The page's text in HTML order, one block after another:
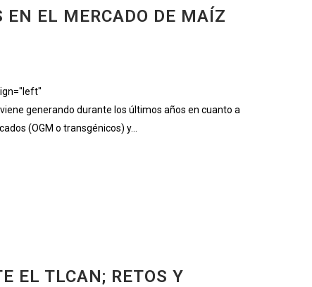
EN EL MERCADO DE MAÍZ
generando durante los últimos años en cuanto a
(OGM o transgénicos) y...
EL TLCAN; RETOS Y